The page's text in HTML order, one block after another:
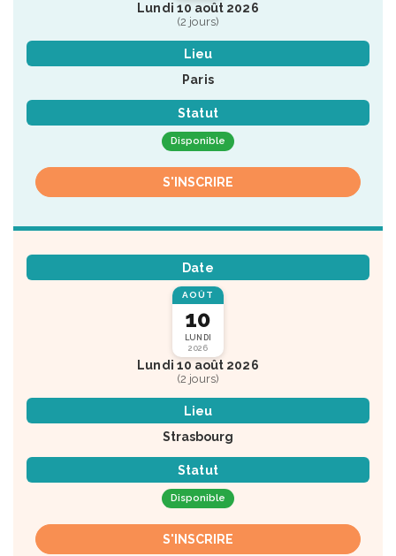
Lundi 10 août 2026
(2 jours)
Lieu
Paris
Statut
Disponible
S'INSCRIRE
Date
AOÛT
10
LUNDI
2026
Lundi 10 août 2026
(2 jours)
Lieu
Strasbourg
Statut
Disponible
S'INSCRIRE